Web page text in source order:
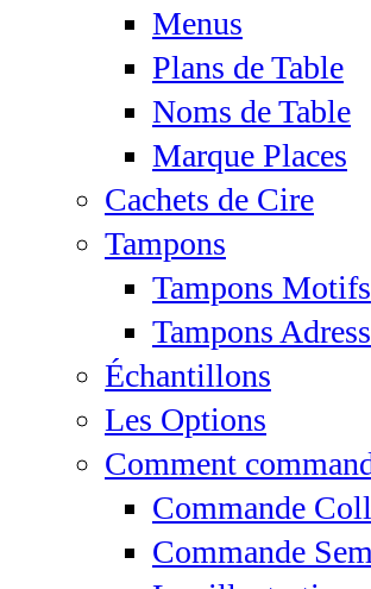
Menus
Plans de Table
Noms de Table
Marque Places
Cachets de Cire
Tampons
Tampons Motifs
Tampons
Échantillons
Les Options
Comment
Commande
Commande